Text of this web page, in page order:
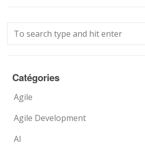
Catégories
Agile
Agile Development
AI